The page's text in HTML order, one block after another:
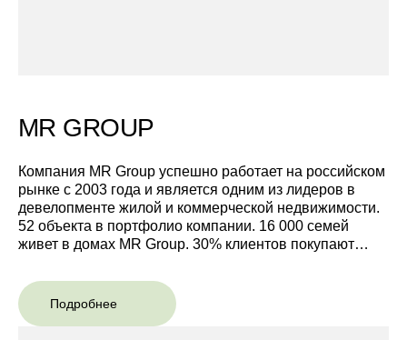
MR GROUP
Компания MR Group успешно работает на российском
рынке с 2003 года и является одним из лидеров в
девелопменте жилой и коммерческой недвижимости.
52 объекта в портфолио компании. 16 000 семей
живет в домах MR Group. 30% клиентов покупают
Подробнее